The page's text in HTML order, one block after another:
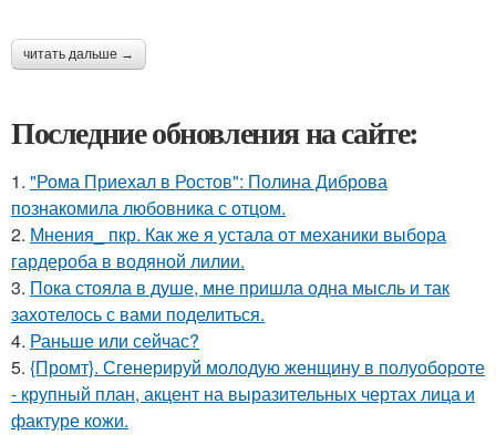
читать дальше →
Последние обновления на сайте:
1. "Рома Приехал в Ростов": Полина Диброва
познакомила любовника с отцом.
2. Мнения_ пкр. Как же я устала от механики выбора
гардероба в водяной лилии.
3. Пока стояла в душе, мне пришла одна мысль и так
захотелось с вами поделиться.
4. Раньше или сейчас?
5. {Промт}. Сгенерируй молодую женщину в полуобороте
- крупный план, акцент на выразительных чертах лица и
фактуре кожи.